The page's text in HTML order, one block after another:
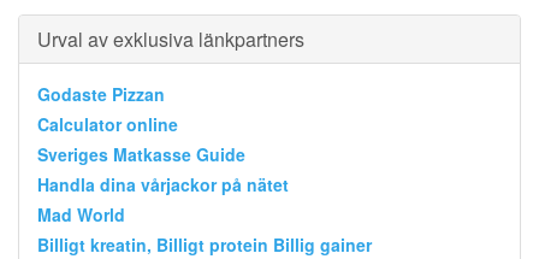
Urval av exklusiva länkpartners
Godaste Pizzan
Calculator online
Sveriges Matkasse Guide
Handla dina vårjackor på nätet
Mad World
Billigt kreatin, Billigt protein Billig gainer